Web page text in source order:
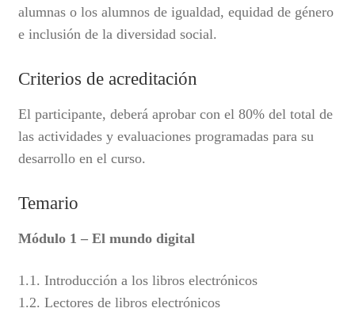
alumnas o los alumnos de igualdad, equidad de género
e inclusión de la diversidad social.
Criterios de acreditación
El participante, deberá aprobar con el 80% del total de
las actividades y evaluaciones programadas para su
desarrollo en el curso.
Temario
Módulo 1 – El mundo digital
1.1. Introducción a los libros electrónicos
1.2. Lectores de libros electrónicos